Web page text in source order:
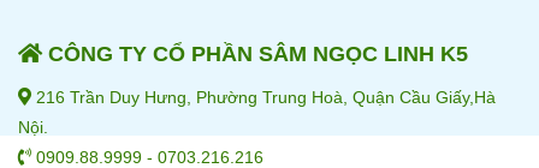
CÔNG TY CỔ PHẦN SÂM NGỌC LINH K5
216 Trần Duy Hưng, Phường Trung Hoà, Quận Cầu Giấy,Hà
Nội.
0909.88.9999 - 0703.216.216